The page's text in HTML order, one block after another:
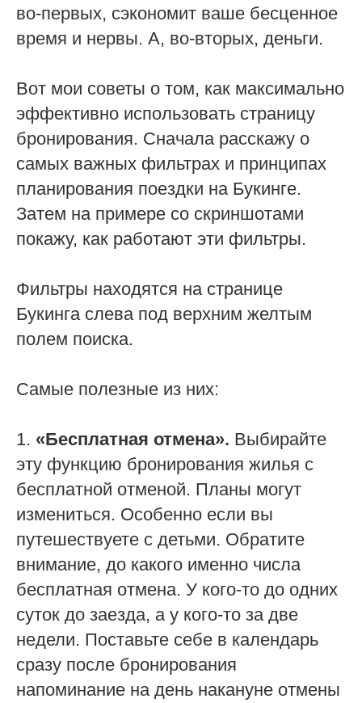
во-первых, сэкономит ваше бесценное
время и нервы. А, во-вторых, деньги.
Вот мои советы о том, как максимально
эффективно использовать страницу
бронирования. Сначала расскажу о
самых важных фильтрах и принципах
планирования поездки на Букинге.
Затем на примере со скриншотами
покажу, как работают эти фильтры.
Фильтры находятся на странице
Букинга слева под верхним желтым
полем поиска.
Самые полезные из них:
1. «Бесплатная отмена». Выбирайте
эту функцию бронирования жилья с
бесплатной отменой. Планы могут
измениться. Особенно если вы
путешествуете с детьми. Обратите
внимание, до какого именно числа
бесплатная отмена. У кого-то до одних
суток до заезда, а у кого-то за две
недели. Поставьте себе в календарь
сразу после бронирования
напоминание на день накануне отмены